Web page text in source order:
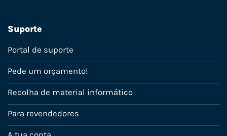
Suporte
Portal de suporte
Pede um orçamento!
Recolha de material informático
Para revendedores